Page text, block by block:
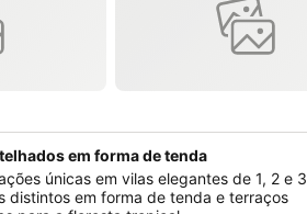
em forma de tenda
únicas em vilas elegantes de 1, 2 e 3
distintos em forma de tenda e terraços